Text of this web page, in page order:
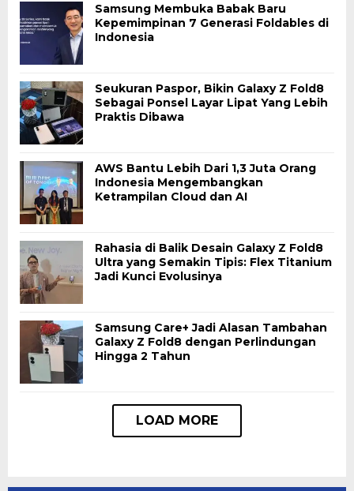
Samsung Membuka Babak Baru
Kepemimpinan 7 Generasi Foldables di
Indonesia
Seukuran Paspor, Bikin Galaxy Z Fold8
Sebagai Ponsel Layar Lipat Yang Lebih
Praktis Dibawa
AWS Bantu Lebih Dari 1,3 Juta Orang
Indonesia Mengembangkan
Ketrampilan Cloud dan AI
Rahasia di Balik Desain Galaxy Z Fold8
Ultra yang Semakin Tipis: Flex Titanium
Jadi Kunci Evolusinya
Samsung Care+ Jadi Alasan Tambahan
Galaxy Z Fold8 dengan Perlindungan
Hingga 2 Tahun